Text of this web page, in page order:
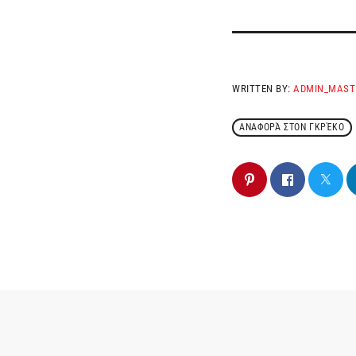
WRITTEN BY:
ΑΝΑΦΟΡΆ ΣΤΟΝ ΓΚΡΈΚΟ